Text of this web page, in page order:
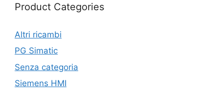
Product Categories
Altri ricambi
PG Simatic
Senza categoria
Siemens HMI